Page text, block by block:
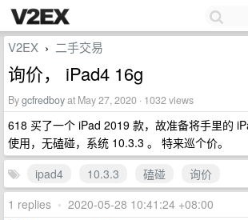
V2EX › 二手交易
询价， iPad4 16g
Bygcfredboyat May 27, 2020 · 1032 views
618 买了一个 iPad 2019 款，故准备将手里的
使用，无磕碰，系统 10.3.3 。 特来巡个价。
ipad4
10.3.3 磕碰
询价
1 replies • 2020-05-28 10:41:24 +08:00